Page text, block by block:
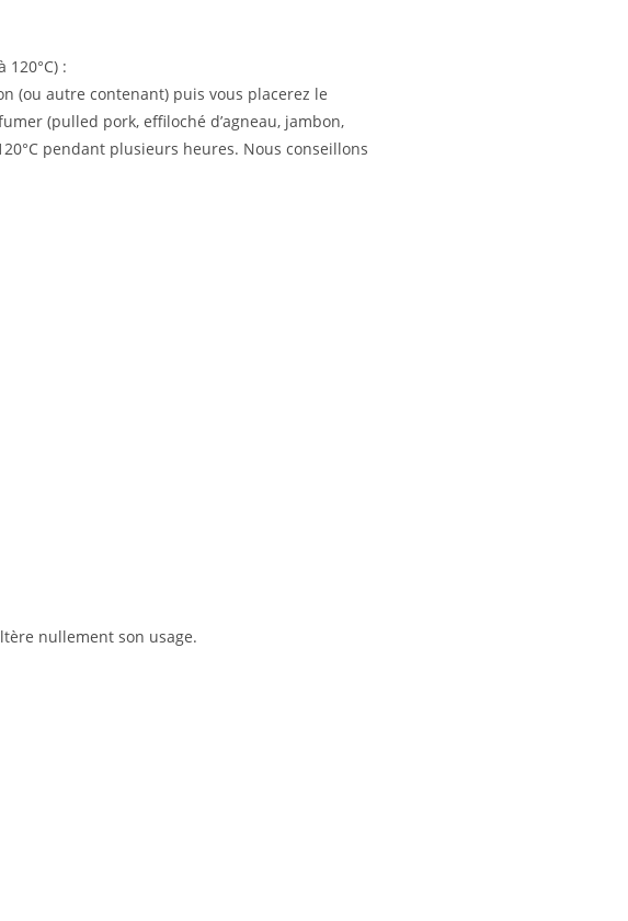
:
(ou autre contenant) puis vous placerez le
(pulled pork, effiloché d’agneau, jambon,
pendant plusieurs heures. Nous conseillons
nullement son usage.